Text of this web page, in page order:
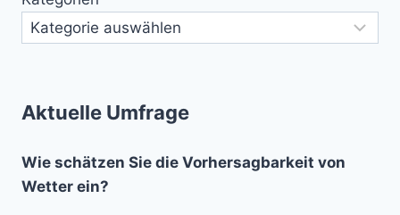
Aktuelle Umfrage
Wie schätzen Sie die Vorhersagbarkeit von
Wetter ein?